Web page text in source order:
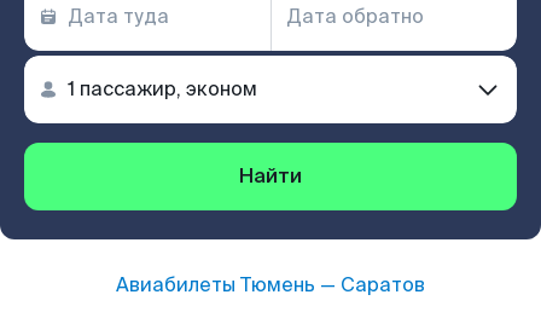
Найти
Авиабилеты Тюмень — Саратов